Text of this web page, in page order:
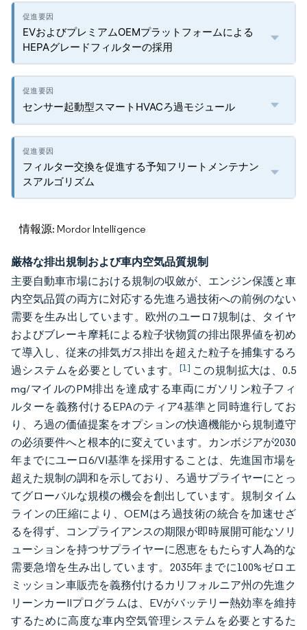
EVおよびプレミアムOEMプラットフォームによる
HEPAグレードフィルターの採用
センサー起動型スマートHVACろ過モジュール
フィルター交換を促進する予知フリートメンテナン
スアルゴリズム
情報源: Mordor Intelligence
厳格な排出規制および車内空気品質規制
主要自動車市場における規制の収斂が、エンジン保護と車
内空気品質の両方に対応する先進ろ過技術への前例のない
需要を生み出しています。欧州のユーロ7規制は、タイヤ
およびブレーキ摩耗による粒子状物質の排出限界値を初め
て導入し、従来の排気ガス排出を超えた粒子を捕集するろ
過システムを必要としています。 [1] この規制拡大は、0.5
mg/マイルのPM排出を達成する車両にガソリン粒子フィ
ルターを義務付けるEPAのティア4基準と同時進行してお
り、ろ過の価値提案をオプションの快適機能から規制遵守
の必須要件へと根本的に変えています。カンボジアが2030
年までにユーロ6/VI基準を採用することは、先進国市場を
超えた規制の調和を示しており、ろ過サプライヤーにとっ
てグローバルな規模の機会を創出しています。規制タイム
ラインの圧縮により、OEMはろ過技術の統合を加速せざ
るを得ず、コンプライアンスの期限が即時展開可能なソリ
ューションを持つサプライヤーに恩恵をもたらす人為的な
需要急増を生み出しています。2035年までに100%ゼロエ
ミッション車販売を義務付けるカリフォルニア州の先進ク
リーンカーIIプログラムは、EVがバッテリー熱効率を維持
するために高度な車内空気管理システムを必要とするた